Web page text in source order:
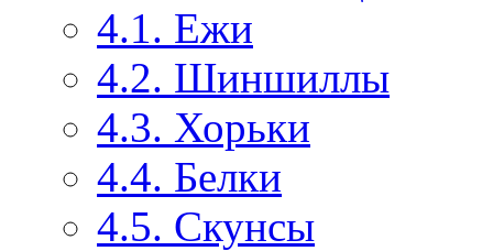
4.1. Ежи
4.2. Шиншиллы
4.3. Хорьки
4.4. Белки
4.5. Скунсы